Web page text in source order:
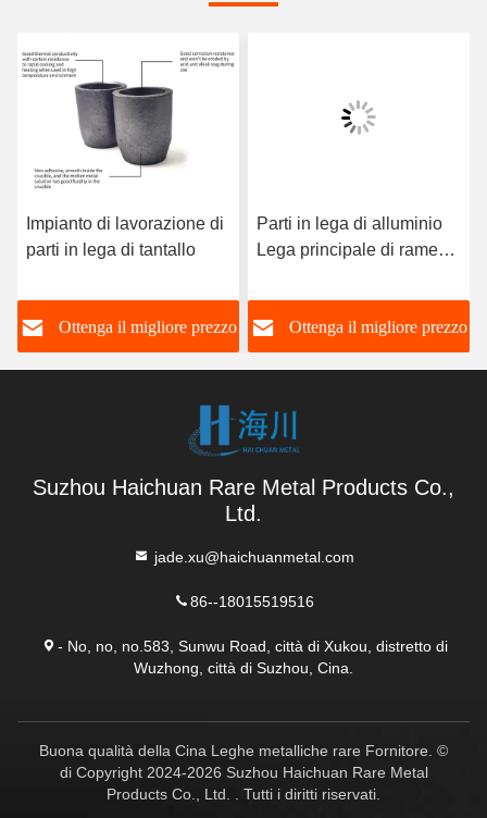
Impianto di lavorazione di
parti in lega di tantallo
Ottenga il migliore prezzo
Parti in lega di alluminio
Lega principale di rame
alluminio Lega di
alluminio AlCU50 Lega
media Ingot o blocco
Ottenga il migliore prezzo
Suzhou Haichuan Rare Metal Products Co.,
Ltd.
jade.xu@haichuanmetal.com
86--18015519516
- No, no, no.583, Sunwu Road, città di Xukou, distretto di
Wuzhong, città di Suzhou, Cina.
Buona qualità della Cina Leghe metalliche rare Fornitore. ©
di Copyright 2024-2026 Suzhou Haichuan Rare Metal
Products Co., Ltd. . Tutti i diritti riservati.